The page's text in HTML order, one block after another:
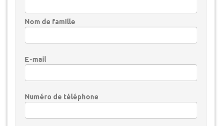
Nom de famille
E-mail
Numéro de téléphone